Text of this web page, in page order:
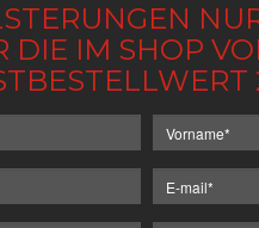
DIE IM SHOP